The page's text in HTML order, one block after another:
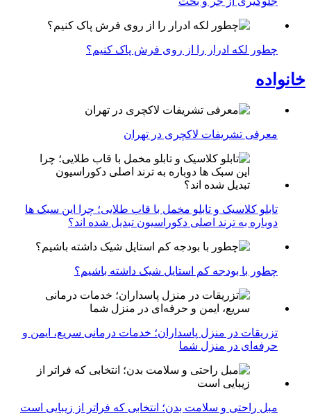
چطور لکه ادرار را از روی فرش پاک کنیم؟
خانواده
معرفی تشریفات لاکچری در تهران
تابلو کلاسیک و تابلو مخمل با قاب طلایی؛ چرا این سبک ها
دوباره به ترند اصلی دکوراسیون تبدیل شده اند؟
چطور با بودجه کم استایل شیک داشته باشیم؟
تزریقات در منزل پاسداران؛ خدمات درمانی سریع، ایمن و
حرفه‌ای در منزل شما
مبل راحتی و سلامت بدن؛ انتخابی که فراتر از زیبایی است